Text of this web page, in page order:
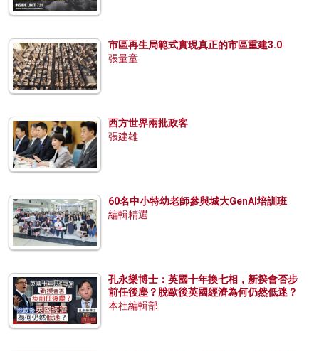
市區再生局範式實現真正的市區重建3.0
張量童
西方世界兩批政客
張建雄
60名中小特幼老師參與城大GenAI培訓班
編輯精選
孔永樂博士：英國十年換七相，新揆會否步
前任後塵？脫歐後英國經濟為何仍然低迷？
本社編輯部